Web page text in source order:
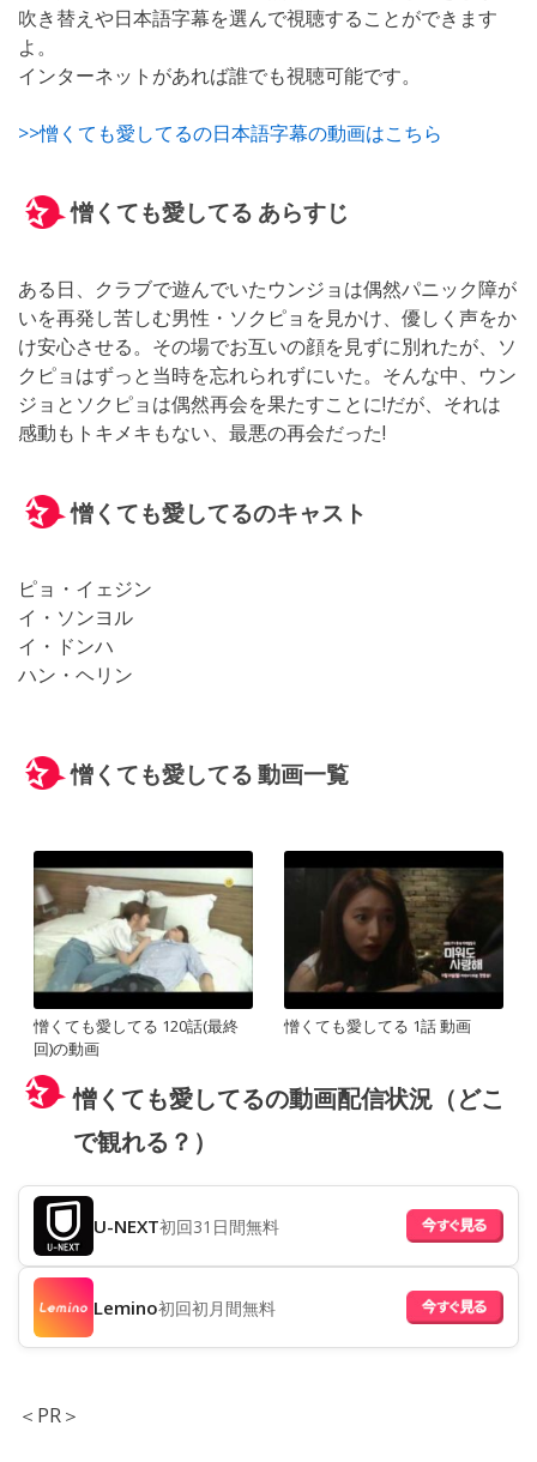
吹き替えや日本語字幕を選んで視聴することができます
よ。
インターネットがあれば誰でも視聴可能です。
>>憎くても愛してるの日本語字幕の動画はこちら
憎くても愛してる あらすじ
ある日、クラブで遊んでいたウンジョは偶然パニック障が
いを再発し苦しむ男性・ソクピョを見かけ、優しく声をか
け安心させる。その場でお互いの顔を見ずに別れたが、ソ
クピョはずっと当時を忘れられずにいた。そんな中、ウン
ジョとソクピョは偶然再会を果たすことに!だが、それは
感動もトキメキもない、最悪の再会だった!
憎くても愛してるのキャスト
ピョ・イェジン
イ・ソンヨル
イ・ドンハ
ハン・ヘリン
憎くても愛してる 動画一覧
憎くても愛してる 120話(最終
回)の動画
憎くても愛してる 1話 動画
憎くても愛してるの動画配信状況（どこ
で観れる？）
U-NEXT初回31日間無料
Lemino初回初月間無料
＜PR＞